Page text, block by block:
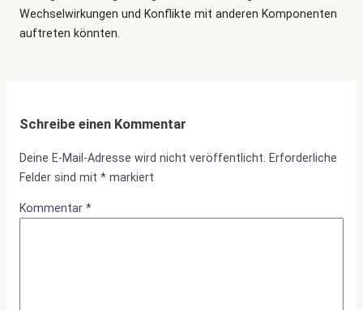
Wechselwirkungen und Konflikte mit anderen Komponenten
auftreten könnten.
Schreibe einen Kommentar
Deine E-Mail-Adresse wird nicht veröffentlicht.
Erforderliche
Felder sind mit * markiert
Kommentar *